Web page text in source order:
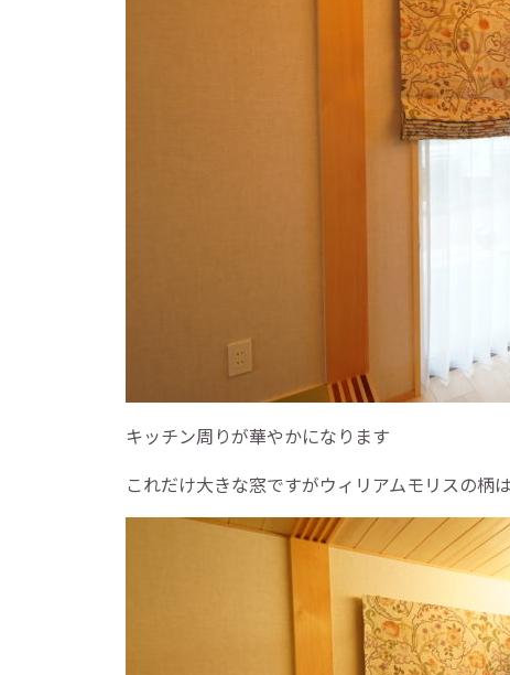
キッチン周りが華やかになります
これだけ大きな窓ですがウィリアムモリスの柄